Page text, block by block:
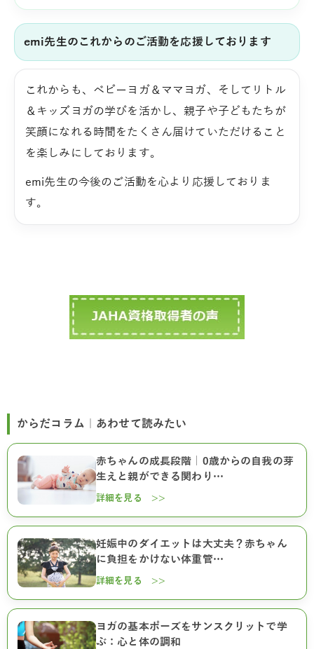
emi先生のこれからのご活動を応援しております
これからも、ベビーヨガ＆ママヨガ、そしてリトル
＆キッズヨガの学びを活かし、親子や子どもたちが
笑顔になれる時間をたくさん届けていただけること
を楽しみにしております。
emi先生の今後のご活動を心より応援しておりま
す。
からだコラム｜あわせて読みたい
赤ちゃんの成長段階｜0歳からの自我の芽
生えと親ができる関わり…
詳細を見る >>
妊娠中のダイエットは大丈夫？赤ちゃん
に負担をかけない体重管…
詳細を見る >>
ヨガの基本ポーズをサンスクリットで学
ぶ：心と体の調和